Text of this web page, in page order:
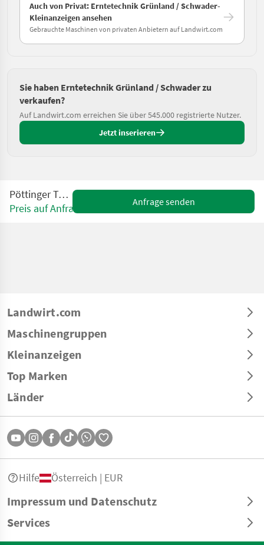
Auch von Privat: Erntetechnik Grünland / Schwader-
Kleinanzeigen ansehen
Gebrauchte Maschinen von privaten Anbietern auf Landwirt.com
Sie haben Erntetechnik Grünland / Schwader zu
verkaufen?
Auf Landwirt.com erreichen Sie über 545.000 registrierte Nutzer.
Jetzt inserieren
Pöttinger Top 762 C
Preis auf Anfrage
Anfrage senden
Landwirt.com
Maschinengruppen
Kleinanzeigen
Top Marken
Länder
Impressum und Datenschutz
Services
Hilfe Österreich | EUR